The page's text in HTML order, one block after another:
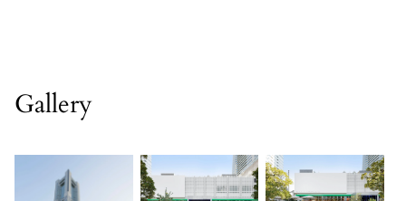
Gallery